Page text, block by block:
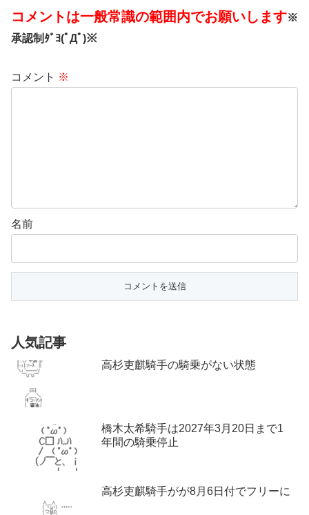
コメントは一般常識の範囲内でお願いします※
承認制ﾀﾞﾖ(ﾟДﾟ)※
コメント ※
名前
人気記事
高杉吏麒騎手の騎乗がない状態
橋木太希騎手は2027年3月20日まで1
年間の騎乗停止
高杉吏麒騎手がが8月6日付でフリーに